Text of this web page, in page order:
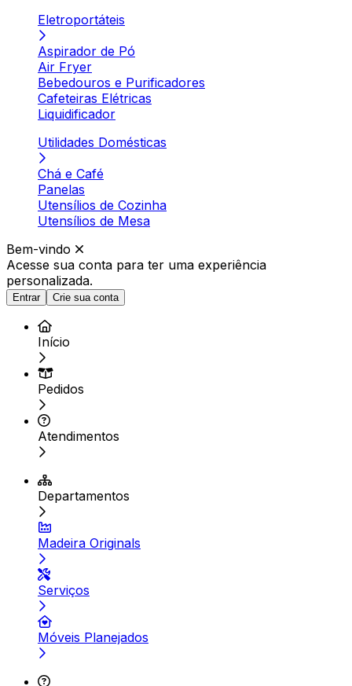
Eletroportáteis
Aspirador de Pó
Air Fryer
Bebedouros e Purificadores
Cafeteiras Elétricas
Liquidificador
Utilidades Domésticas
Chá e Café
Panelas
Utensílios de Cozinha
Utensílios de Mesa
Bem-vindo
Acesse sua conta para ter uma experiência
personalizada.
Entrar Crie sua conta
Início
Pedidos
Atendimentos
Departamentos
Madeira Originals
Serviços
Móveis Planejados